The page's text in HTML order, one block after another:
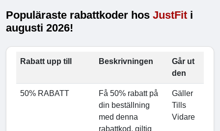
Populäraste rabattkoder hos JustFit i
augusti 2026!
Rabatt upp till Beskrivningen
Går ut
den
50% RABATT
Få 50% rabatt på
din beställning
med denna
rabattkod, giltig
Gäller
Tills
Vidare